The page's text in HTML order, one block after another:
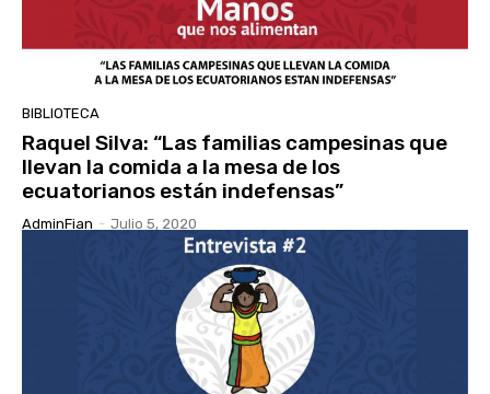
BIBLIOTECA
Raquel Silva: “Las familias campesinas que
llevan la comida a la mesa de los
ecuatorianos están indefensas”
AdminFian - Julio 5, 2020